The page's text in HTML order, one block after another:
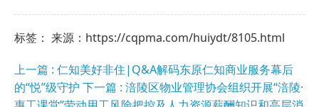
标签： 来源：https://cqpma.com/huiydt/8105.html
上一篇 : 仁知美好非住|Q&A解码东原仁知商业服务幕后
的“悦”级守护 下一篇 : 涪陵区物业管理协会组织开展“涪陵·